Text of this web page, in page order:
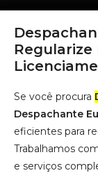
Regularize
Se você procura
Despachante
eficientes para
Trabalhamos
e serviços